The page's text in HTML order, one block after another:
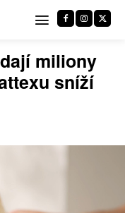
miliony
sníží